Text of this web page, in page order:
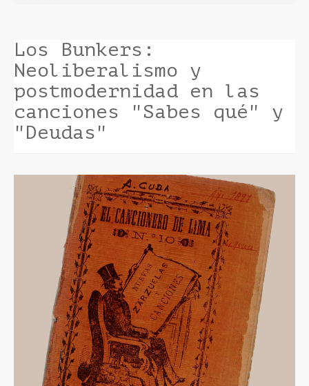
Los Bunkers:
Neoliberalismo y
postmodernidad en las
canciones "Sabes qué" y
"Deudas"
lateral
artículo